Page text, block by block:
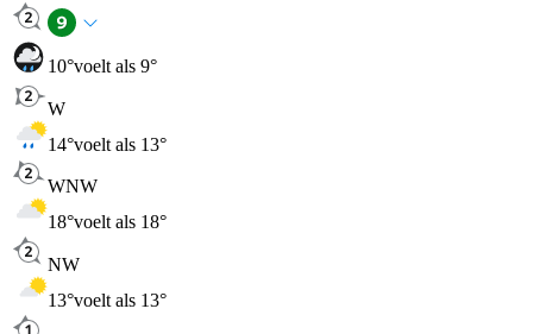
10°voelt als 9°
W
14°voelt als 13°
WNW
18°voelt als 18°
NW
13°voelt als 13°